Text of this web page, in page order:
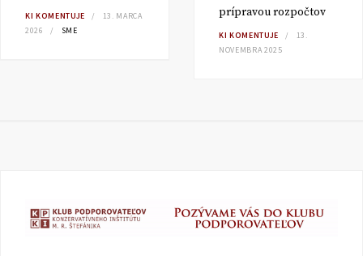
KI KOMENTUJE
13. MARCA
2026
SME
prípravou rozpočtov
KI KOMENTUJE
13.
NOVEMBRA 2025